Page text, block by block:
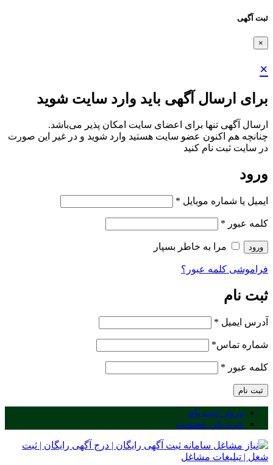
ثبت آگهی
×
×
برای ارسال آگهی باید وارد سایت شوید
ارسال آگهی تنها برای اعضای سایت امکان پذیر می‌باشد.
چنانچه هم‌ اکنون عضو سایت هستید وارد شوید و در غیر این صورت
در سایت ثبت نام کنید
ورود
ایمیل یا شماره موبایل *
کلمه عبور *
ورود مرا به خاطر بسپار
فراموشی کلمه عبور؟
ثبت نام
آدرس ایمیل *
شماره تماس*
کلمه عبور *
ثبت نام
ورود / ثبت نام
خرید پلن عضویت